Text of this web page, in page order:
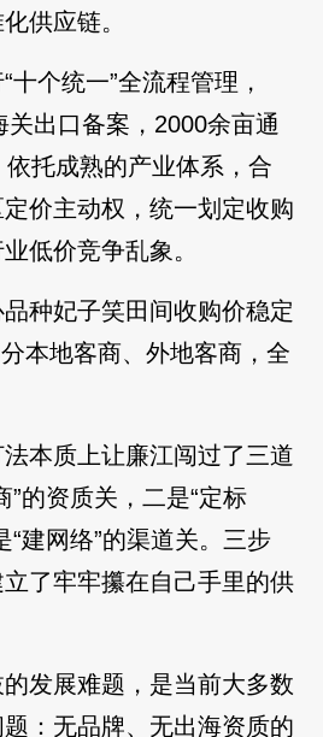
供应链。
十个统一”全流程管理，
关出口备案，2000余亩通
托成熟的产业体系，合
价主动权，统一划定收购
低价竞争乱象。
种妃子笑田间收购价稳定
本地客商、外地客商，全
本质上让廉江闯过了三道
”的资质关，二是“定标
“建网络”的渠道关。三步
了牢牢攥在自己手里的供
发展难题，是当前大多数
：无品牌、无出海资质的